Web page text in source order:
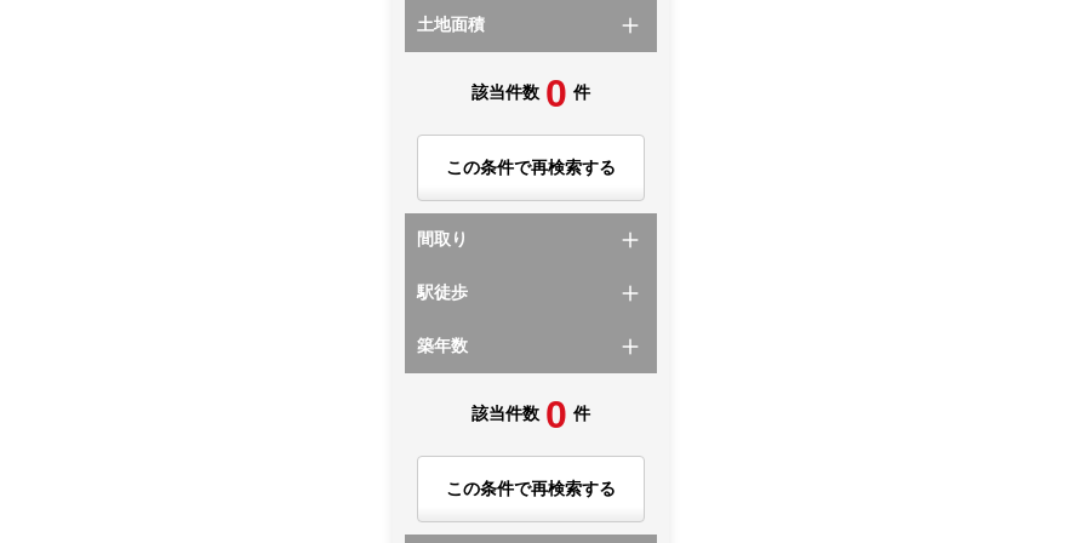
土地面積
該当件数 0 件
この条件で再検索する
間取り
駅徒歩
築年数
該当件数 0 件
この条件で再検索する